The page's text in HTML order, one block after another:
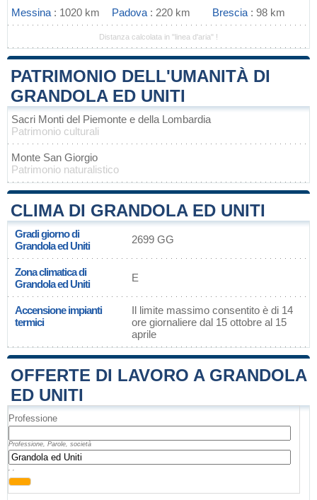
Messina : 1020 km Padova : 220 km Brescia : 98 km
Distanza calcolata in "linea d'aria" !
PATRIMONIO DELL'UMANITÀ DI
GRANDOLA ED UNITI
Sacri Monti del Piemonte e della Lombardia
Patrimonio culturali
Monte San Giorgio
Patrimonio naturalistico
CLIMA DI GRANDOLA ED UNITI
Gradi giorno di
Grandola ed Uniti
2699 GG
Zona climatica di
Grandola ed Uniti
E
Accensione impianti
termici
Il limite massimo consentito è di 14
ore giornaliere dal 15 ottobre al 15
aprile
OFFERTE DI LAVORO A GRANDOLA
ED UNITI
Professione
Professione, Parole, società
, ,